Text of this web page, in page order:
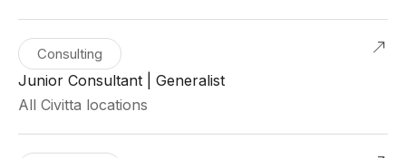
Consulting
Junior Consultant | Generalist
All Civitta locations